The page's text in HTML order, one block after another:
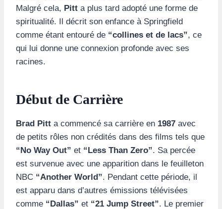
Malgré cela, Pitt a plus tard adopté une forme de
spiritualité. Il décrit son enfance à Springfield
comme étant entouré de “collines et de lacs”, ce
qui lui donne une connexion profonde avec ses
racines.
Début de Carrière
Brad Pitt a commencé sa carrière en 1987 avec
de petits rôles non crédités dans des films tels que
“No Way Out” et “Less Than Zero”. Sa percée
est survenue avec une apparition dans le feuilleton
NBC “Another World”. Pendant cette période, il
est apparu dans d’autres émissions télévisées
comme “Dallas” et “21 Jump Street”. Le premier